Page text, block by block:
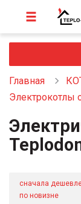
Главная
Электрокотлы
сначала
по новизне